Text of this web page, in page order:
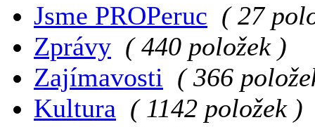
Jsme PROPeruc ( 27
Zprávy ( 440 položek )
Zajímavosti ( 366
Kultura ( 1142 položek )